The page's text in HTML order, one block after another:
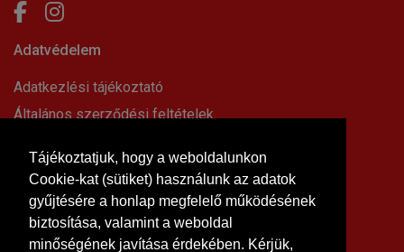
Tájékoztatjuk, hogy a weboldalunkon
Cookie-kat (sütiket) használunk az adatok
gyűjtésére a honlap megfelelő működésének
biztosítása, valamint a weboldal
minőségének javítása érdekében. Kérjük,
Adatvédelem
Adatkezlési tájékoztató
Általános szerződési feltételek
Impresszum
Süti beállítások
Információk